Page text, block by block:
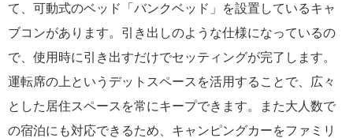
て、可動式のベッド「バンクベッド」を設置しているキャ
ブコンがあります。引き出しのような仕様になっているの
で、使用時に引き出すだけでセッティングが完了します。
運転席の上というデットスペースを活用することで、広々
とした居住スペースを常にキープできます。また大人数で
の宿泊にも対応できるため、キャンピングカーをファミリ